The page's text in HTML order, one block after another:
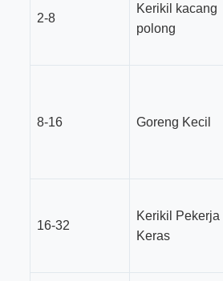
2-8
Kerikil kacang
polong
8-16 Goreng Kecil
16-32
Kerikil Pekerja
Keras